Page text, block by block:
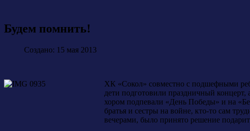
Будем помнить!
Создано: 15 мая 2013
ХК «Сокол» совместно с подшефными
дети подготовили праздничный
хором подпевали «День Победы» и на
братья и сестры на войне, кто-то сам
вечерами, было принято решение